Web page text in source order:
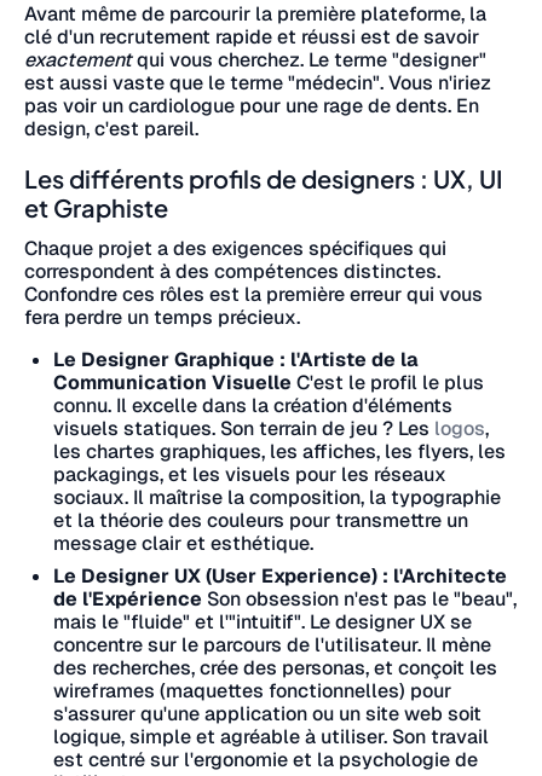
Avant même de parcourir la première plateforme, la
clé d'un recrutement rapide et réussi est de savoir
exactementqui vous cherchez. Le terme "designer"
est aussi vaste que le terme "médecin". Vous n'iriez
pas voir un cardiologue pour une rage de dents. En
design, c'est pareil.
Les différents profils de designers : UX, UI
et Graphiste
Chaque projet a des exigences spécifiques qui
correspondent à des compétences distinctes.
Confondre ces rôles est la première erreur qui vous
fera perdre un temps précieux.
Le Designer Graphique : l'Artiste de la
Communication Visuelle C'est le profil le plus
connu. Il excelle dans la création d'éléments
visuels statiques. Son terrain de jeu ? Les logos,
les chartes graphiques, les affiches, les flyers, les
packagings, et les visuels pour les réseaux
sociaux. Il maîtrise la composition, la typographie
et la théorie des couleurs pour transmettre un
message clair et esthétique.
Le Designer UX (User Experience) : l'Architecte
de l'Expérience Son obsession n'est pas le "beau",
mais le "fluide" et l'"intuitif". Le designer UX se
concentre sur le parcours de l'utilisateur. Il mène
des recherches, crée des personas, et conçoit les
wireframes (maquettes fonctionnelles) pour
s'assurer qu'une application ou un site web soit
logique, simple et agréable à utiliser. Son travail
est centré sur l'ergonomie et la psychologie de